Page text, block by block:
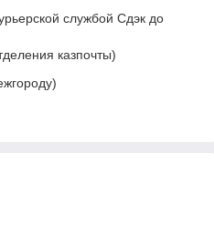
службой Сдэк до
казпочты)